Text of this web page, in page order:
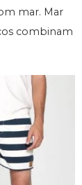
mar. Mar
combinam